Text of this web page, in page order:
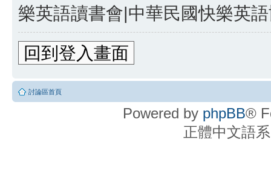
樂英語讀書會|中華民國快樂英
回到登入畫面
討論區首頁
Powered by phpBB®
正體中文語